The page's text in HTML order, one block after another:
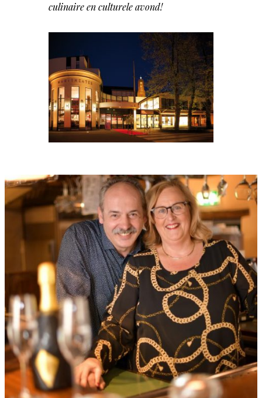
culinaire en culturele avond!